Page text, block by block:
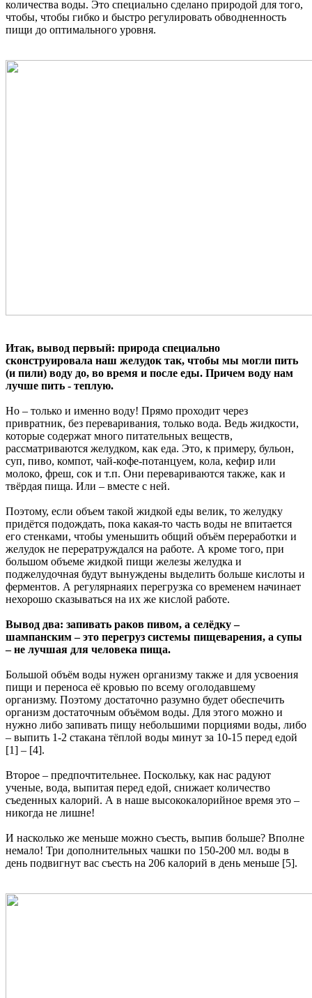
количества воды. Это специально сделано природой для того,
чтобы, чтобы гибко и быстро регулировать обводненность
пищи до оптимального уровня.
Итак, вывод первый: природа специально
сконструировала наш желудок так, чтобы мы могли пить
(и пили) воду до, во время и после еды. Причем воду нам
лучше пить - теплую.
Но – только и именно воду! Прямо проходит через
привратник, без переваривания, только вода. Ведь жидкости,
которые содержат много питательных веществ,
рассматриваются желудком, как еда. Это, к примеру, бульон,
суп, пиво, компот, чай-кофе-потанцуем, кола, кефир или
молоко, фреш, сок и т.п. Они перевариваются также, как и
твёрдая пища. Или – вместе с ней.
Поэтому, если объем такой жидкой еды велик, то желудку
придётся подождать, пока какая-то часть воды не впитается
его стенками, чтобы уменьшить общий объём переработки и
желудок не перератруждался на работе. А кроме того, при
большом объеме жидкой пищи железы желудка и
поджелудочная будут вынуждены выделить больше кислоты и
ферментов. А регулярнаяих перегрузка со временем начинает
нехорошо сказываться на их же кислой работе.
Вывод два: запивать раков пивом, а селёдку –
шампанским – это перегруз системы пищеварения, а супы
– не лучшая для человека пища.
Большой объём воды нужен организму также и для усвоения
пищи и переноса её кровью по всему оголодавшему
организму. Поэтому достаточно разумно будет обеспечить
организм достаточным объёмом воды. Для этого можно и
нужно либо запивать пищу небольшими порциями воды, либо
– выпить 1-2 стакана тёплой воды минут за 10-15 перед едой
[1] – [4].
Второе – предпочтительнее. Поскольку, как нас радуют
ученые, вода, выпитая перед едой, снижает количество
съеденных калорий. А в наше высококалорийное время это –
никогда не лишне!
И насколько же меньше можно съесть, выпив больше? Вполне
немало! Три дополнительных чашки по 150-200 мл. воды в
день подвигнут вас съесть на 206 калорий в день меньше [5].